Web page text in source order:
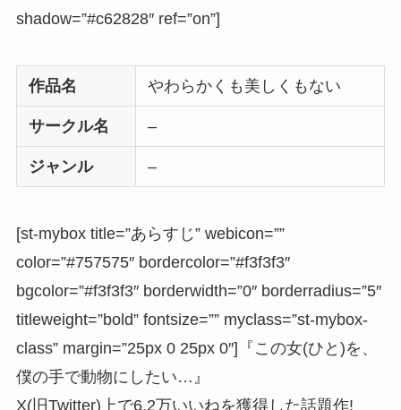
shadow=”#c62828″ ref=”on”]
作品名 やわらかくも美しくもない
サークル名 –
ジャンル –
[st-mybox title=”あらすじ” webicon=””
color=”#757575″ bordercolor=”#f3f3f3″
bgcolor=”#f3f3f3″ borderwidth=”0″ borderradius=”5″
titleweight=”bold” fontsize=”” myclass=”st-mybox-
class” margin=”25px 0 25px 0″]『この女(ひと)を、
僕の手で動物にしたい…』
X(旧Twitter)上で6.2万いいねを獲得した話題作!